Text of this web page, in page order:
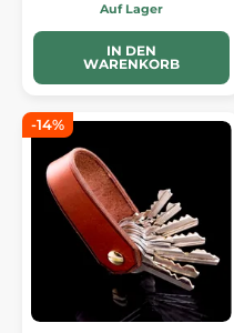
Auf Lager
IN DEN
WARENKORB
-14%